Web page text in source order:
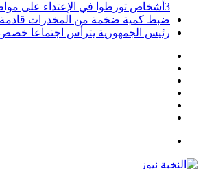
3أشخاص تورطوا في الإعتداء على مواطن
ضبط كمية ضخمة من المخدرات
رئيس الجمهورية يترأس اجتماعا